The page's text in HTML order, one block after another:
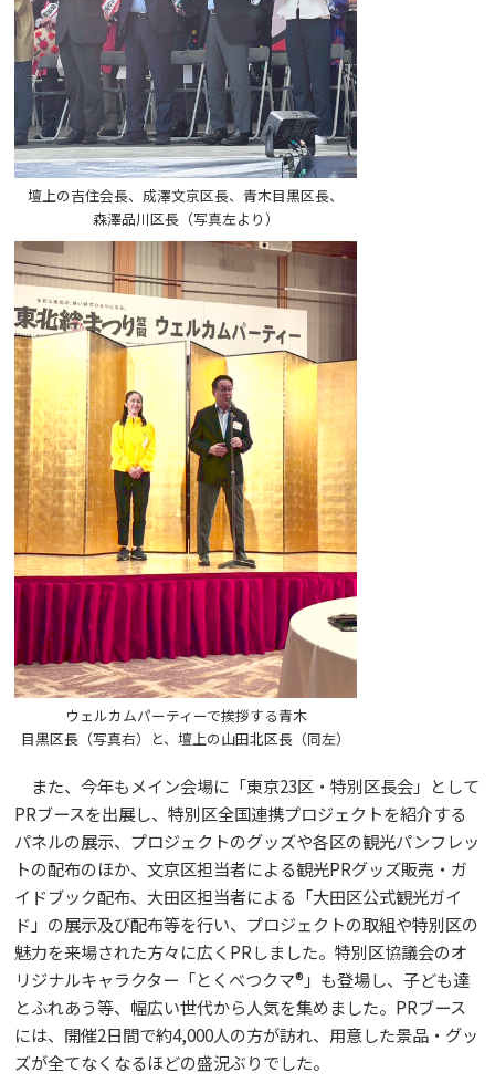
壇上の吉住会長、成澤文京区長、青木目黒区長、
森澤品川区長（写真左より）
ウェルカムパーティーで挨拶する青木
目黒区長（写真右）と、壇上の山田北区長（同左）
また、今年もメイン会場に「東京23区・特別区長会」として
PRブースを出展し、特別区全国連携プロジェクトを紹介する
パネルの展示、プロジェクトのグッズや各区の観光パンフレッ
トの配布のほか、文京区担当者による観光PRグッズ販売・ガ
イドブック配布、大田区担当者による「大田区公式観光ガイ
ド」の展示及び配布等を行い、プロジェクトの取組や特別区の
魅力を来場された方々に広くPRしました。特別区協議会のオ
リジナルキャラクター「とくべつクマ®」も登場し、子ども達
とふれあう等、幅広い世代から人気を集めました。PRブース
には、開催2日間で約4,000人の方が訪れ、用意した景品・グッ
ズが全てなくなるほどの盛況ぶりでした。